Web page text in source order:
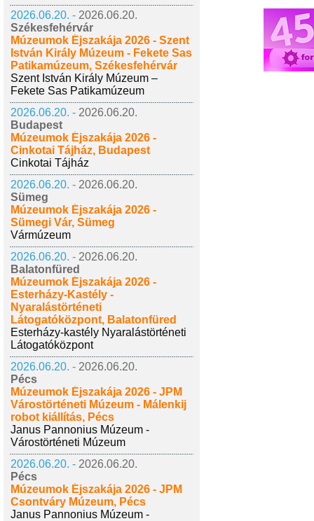
2026.06.20. - 2026.06.20.
Székesfehérvár
Múzeumok Éjszakája 2026 - Szent
István Király Múzeum - Fekete Sas
Patikamúzeum, Székesfehérvár
Szent István Király Múzeum –
Fekete Sas Patikamúzeum
2026.06.20. - 2026.06.20.
Budapest
Múzeumok Éjszakája 2026 -
Cinkotai Tájház, Budapest
Cinkotai Tájház
2026.06.20. - 2026.06.20.
Sümeg
Múzeumok Éjszakája 2026 -
Sümegi Vár, Sümeg
Vármúzeum
2026.06.20. - 2026.06.20.
Balatonfüred
Múzeumok Éjszakája 2026 -
Esterházy-Kastély -
Nyaralástörténeti
Látogatóközpont, Balatonfüred
Esterházy-kastély Nyaralástörténeti
Látogatóközpont
2026.06.20. - 2026.06.20.
Pécs
Múzeumok Éjszakája 2026 - JPM
Várostörténeti Múzeum - Málenkij
robot kiállítás, Pécs
Janus Pannonius Múzeum -
Várostörténeti Múzeum
2026.06.20. - 2026.06.20.
Pécs
Múzeumok Éjszakája 2026 - JPM
Csontváry Múzeum, Pécs
Janus Pannonius Múzeum -